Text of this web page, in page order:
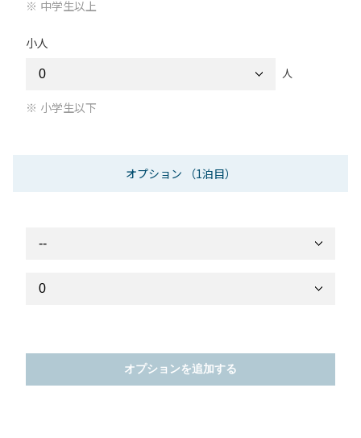
中学生以上
小人
人
小学生以下
オプション （1泊目）
オプションを追加する